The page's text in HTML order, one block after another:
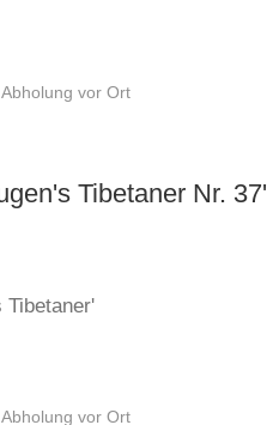
Abholung vor Ort
Tibetaner Nr. 37'
Tibetaner'
Abholung vor Ort